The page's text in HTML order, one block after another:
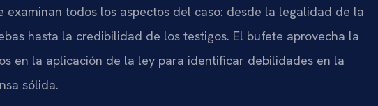
todos los aspectos del caso: desde la legalidad de la
hasta la credibilidad de los testigos. El bufete aprovecha la
en la aplicación de la ley para identificar debilidades en la
sólida.